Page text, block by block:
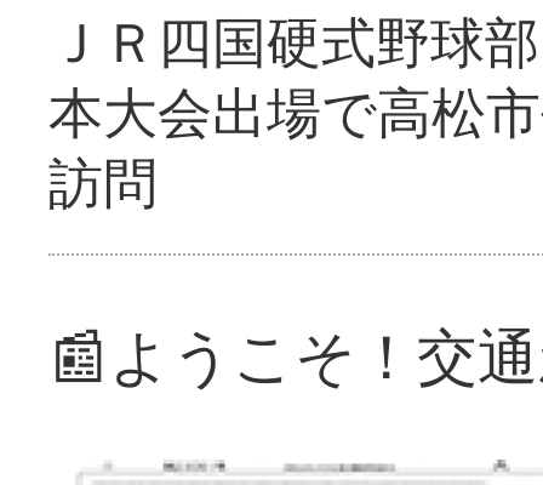
ＪＲ四国硬式野球
本大会出場で高松
訪問
📰ようこそ！交